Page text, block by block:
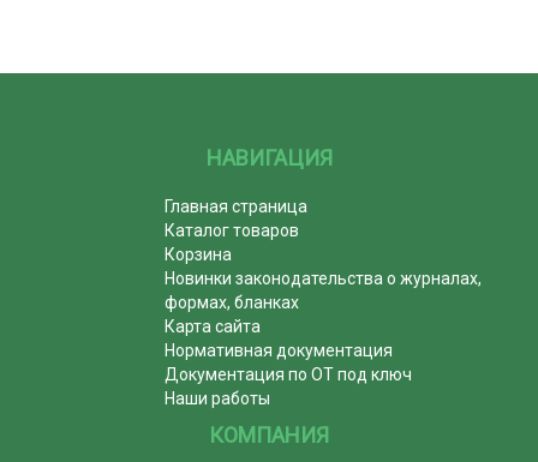
НАВИГАЦИЯ
Главная страница
Каталог товаров
Корзина
Новинки законодательства о журналах,
формах, бланках
Карта сайта
Нормативная документация
Документация по ОТ под ключ
Наши работы
КОМПАНИЯ